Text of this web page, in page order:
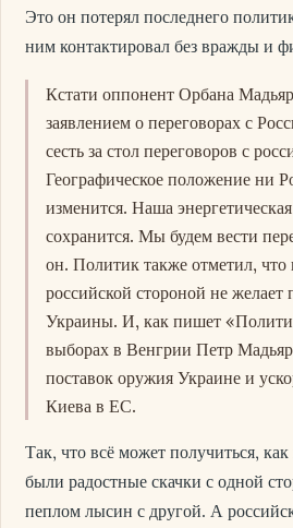
Это он потерял последнего
ним контактировал без вражды и
Кстати оппонент Орбана
заявлением о переговорах с
сесть за стол переговоров с
Географическое положение ни
изменится. Наша
сохранится. Мы будем вести
он. Политик также отметил, что
российской стороной не желает
Украины. И, как пишет
выборах в Венгрии Петр
поставок оружия Украине и
Киева в ЕС.
Так, что всё может получиться,
были радостные скачки с одной
пеплом лысин с другой. А